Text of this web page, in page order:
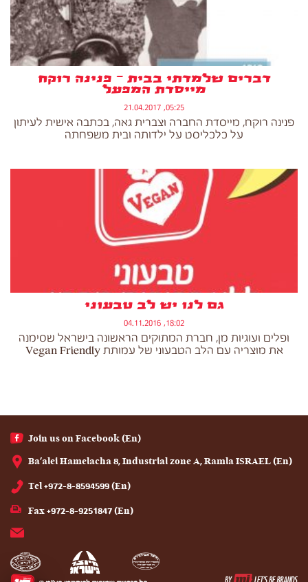
דברים שלמדתי בבית – פנינה רוקח
מייסדת המפעל
05:25, 21.04.2017
פנינה רוקח, מייסדת החברה וצברית גאה, בכתבה אישית לעיתון
על כלכליסט על ילדותה ובית משפחתה
גם לנו יש לב טבעוני
18:02, 04.11.2016
ופלים ועוגיות מן, חברת המתוקים הראשונה בישראל שסימנה
את מוצריה עם הלב הטבעוני של עמותת Vegan Friendly
(En) Join us on Facebook
(En) Ba'alei Hamelacha 8, Industrial zone A, Ramla ISRAEL
(En) Tel +972-8-8594599
(En) Fax +972-8-9251847